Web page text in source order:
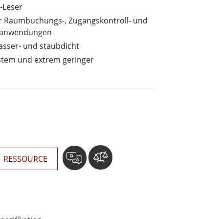
Edelstahlqualität
Edelstahl-Panel-PCs
Edelstahldisplay
Leser
Raumbuchungs-, Zugangskontroll- und
und staubdicht
und extrem geringer
RESSOURCE